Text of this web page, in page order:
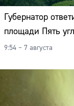
Губернатор
площади Пять
9:54 – 7 августа